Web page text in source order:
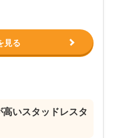
見る
いスタッドレスタ